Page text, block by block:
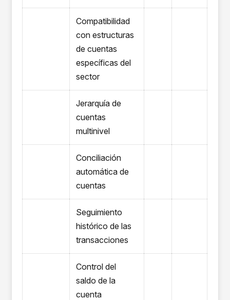
Compatibilidad
con estructuras
de cuentas
específicas del
sector
Jerarquía de
cuentas
multinivel
Conciliación
automática de
cuentas
Seguimiento
histórico de las
transacciones
Control del
saldo de la
cuenta